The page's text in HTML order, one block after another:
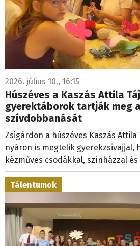
2026. július 10., 16:15
Húszéves a Kaszás Attila
gyerektáborok tartják meg
szívdobbanását
Zsigárdon a húszéves Kaszás
nyáron is megtelik gyerekzsivajjal,
kézműves csodákkal, színházzal
Tálentumok